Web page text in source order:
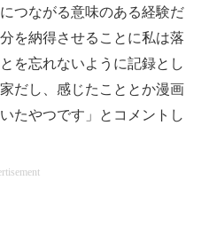
つながる意味のある経験だ
を納得させることに私は落
を忘れないように記録とし
だし、感じたこととか漫画
たやつです」とコメントし